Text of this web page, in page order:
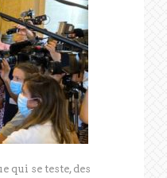
qui se teste, des